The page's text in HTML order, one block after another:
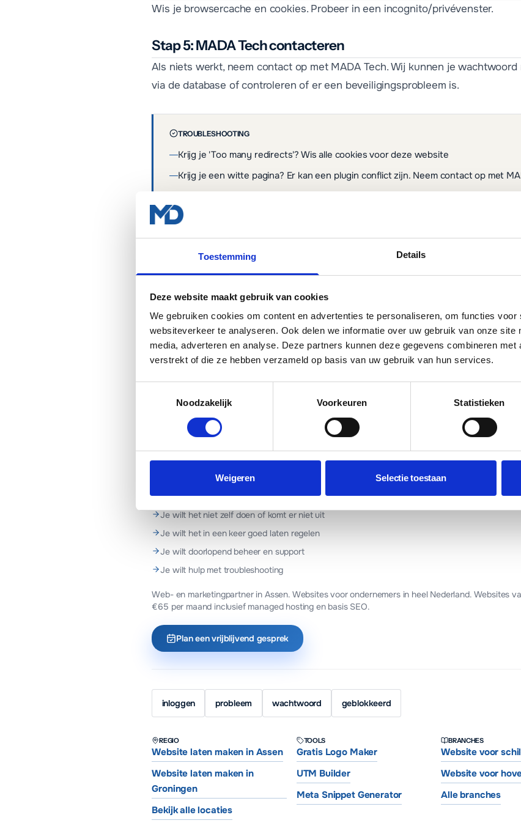
Toestemming Details
Deze website maakt gebruik van cookies
We gebruiken cookies om content en advertenties te personaliseren, om functies voor
websiteverkeer te analyseren. Ook delen we informatie over uw gebruik van onze site
media, adverteren en analyse. Deze partners kunnen deze gegevens combineren met
verstrekt of die ze hebben verzameld op basis van uw gebruik van hun services.
Noodzakelijk
Voorkeuren Statistieken
Weigeren Selectie toestaan
Wis je browsercache en cookies. Probeer in een incognito/privévenster.
Stap 5: MADA Tech contacteren
Als niets werkt, neem contact op met MADA Tech. Wij kunnen je
via de database of controleren of er een beveiligingsprobleem is.
TROUBLESHOOTING
Krijg je 'Too many redirects'? Wis alle cookies voor deze website
Krijg je een witte pagina? Er kan een plugin conflict zijn. Neem contact op met
contact op
Hoe reset ik mijn WordPress wachtwoord?
Witte pagina of 500 error: wat nu?
Kopieer E-mail WhatsApp LinkedIn
Danny van Elteren
Lead Developer & oprichter
WANNEER MADA TECH INSCHAKELEN?
Je wilt het niet zelf doen of komt er niet uit
Je wilt het in een keer goed laten regelen
Je wilt doorlopend beheer en support
Je wilt hulp met troubleshooting
Web- en marketingpartner in Assen. Websites voor ondernemers in heel Nederland. Websites
€65 per maand inclusief managed hosting en basis SEO.
Plan een vrijblijvend gesprek
inloggen probleem wachtwoord geblokkeerd
REGIO
Website laten maken in Assen
Website laten maken in
Groningen
Bekijk alle locaties
TOOLS
Gratis Logo Maker
UTM Builder
Meta Snippet Generator
BRANCHES
Website voor
Website voor
Alle branches